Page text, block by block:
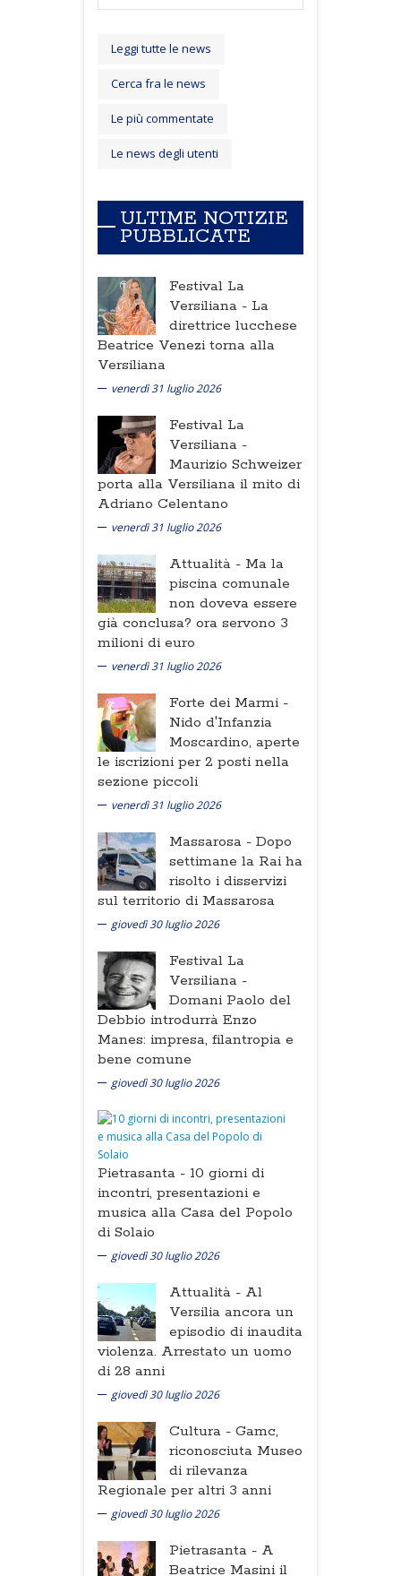
Leggi tutte le news
Cerca fra le news
Le più commentate
Le news degli utenti
ULTIME NOTIZIE
PUBBLICATE
Festival La
Versiliana - La
direttrice lucchese
Beatrice Venezi torna alla
Versiliana
venerdì 31 luglio 2026
Festival La
Versiliana -
Maurizio Schweizer
porta alla Versiliana il mito di
Adriano Celentano
venerdì 31 luglio 2026
Attualità - Ma la
piscina comunale
non doveva essere
già conclusa? ora servono 3
milioni di euro
venerdì 31 luglio 2026
Forte dei Marmi -
Nido d'Infanzia
Moscardino, aperte
le iscrizioni per 2 posti nella
sezione piccoli
venerdì 31 luglio 2026
Massarosa - Dopo
settimane la Rai ha
risolto i disservizi
sul territorio di Massarosa
giovedì 30 luglio 2026
Festival La
Versiliana -
Domani Paolo del
Debbio introdurrà Enzo
Manes: impresa, filantropia e
bene comune
giovedì 30 luglio 2026
Pietrasanta - 10 giorni di
incontri, presentazioni e
musica alla Casa del Popolo
di Solaio
giovedì 30 luglio 2026
Attualità - Al
Versilia ancora un
episodio di inaudita
violenza. Arrestato un uomo
di 28 anni
giovedì 30 luglio 2026
Cultura - Gamc,
riconosciuta Museo
di rilevanza
Regionale per altri 3 anni
giovedì 30 luglio 2026
Pietrasanta - A
Beatrice Masini il